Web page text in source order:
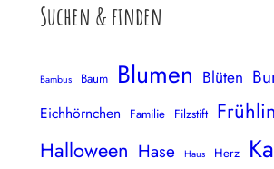
Suchen & finden
Bambus Baum Blumen Blüten
Eichhörnchen Familie Filzstift
Halloween Hase Haus Herz